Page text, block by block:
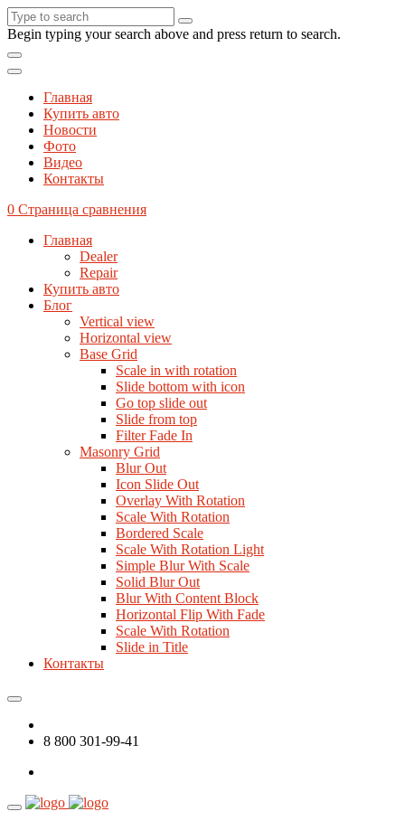
Begin typing your search above and press return to search.
Главная
Купить авто
Новости
Фото
Видео
Контакты
0 Страница сравнения
Главная
Dealer
Repair
Купить авто
Блог
Vertical view
Horizontal view
Base Grid
Scale in with rotation
Slide bottom with icon
Go top slide out
Slide from top
Filter Fade In
Masonry Grid
Blur Out
Icon Slide Out
Overlay With Rotation
Scale With Rotation
Bordered Scale
Scale With Rotation Light
Simple Blur With Scale
Solid Blur Out
Blur With Content Block
Horizontal Flip With Fade
Scale With Rotation
Slide in Title
Контакты
8 800 301-99-41